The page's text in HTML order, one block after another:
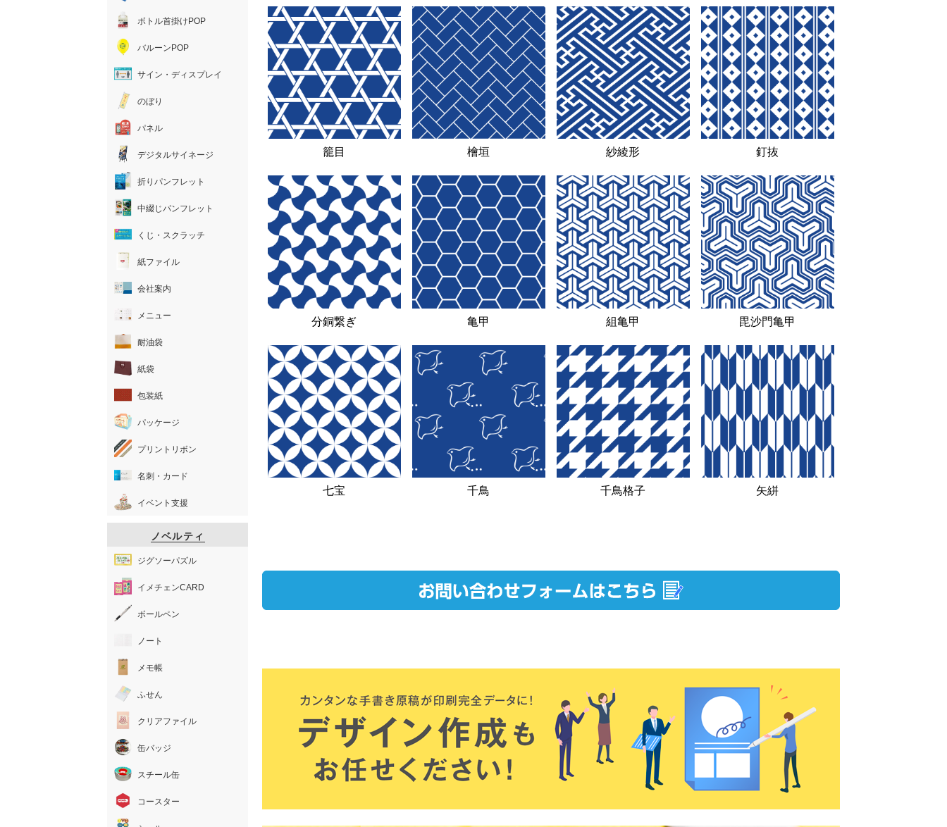
ボトル首掛けPOP
バルーンPOP
サイン・ディスプレイ
のぼり
パネル
デジタルサイネージ
折りパンフレット
中綴じパンフレット
くじ・スクラッチ
紙ファイル
会社案内
メニュー
耐油袋
紙袋
包装紙
パッケージ
プリントリボン
名刺・カード
イベント支援
ノベルティ
ジグソーパズル
イメチェンCARD
ボールペン
ノート
メモ帳
ふせん
クリアファイル
缶バッジ
スチール缶
コースター
籠目 檜垣 紗綾形 釘抜
分銅繋ぎ 亀甲 組亀甲 毘沙門亀甲
七宝 千鳥 千鳥格子 矢絣